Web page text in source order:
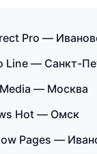
Pro —
Line — Санкт-
— Москва
Hot — Омск
Pages —